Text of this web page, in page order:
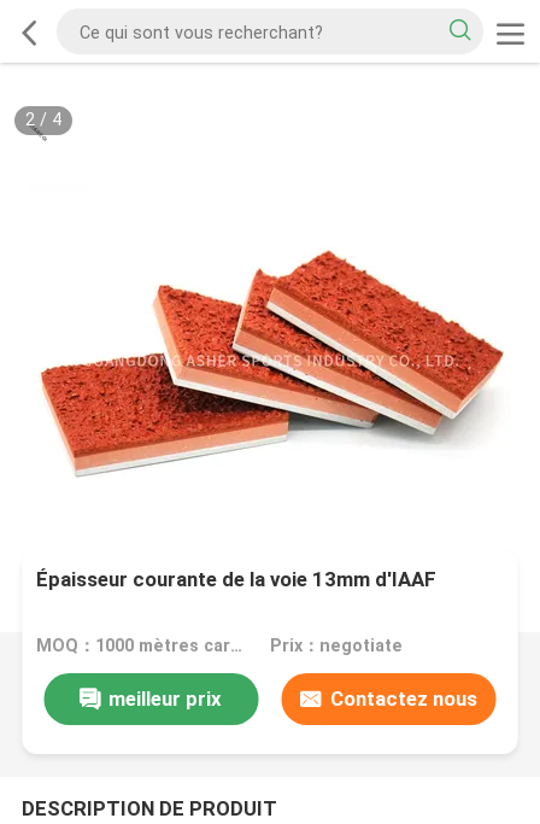
2/ 4
Épaisseur courante de la voie 13mm d'IAAF
MOQ：1000 mètres carrés Prix：negotiate
meilleur prix Contactez nous
DESCRIPTION DE PRODUIT